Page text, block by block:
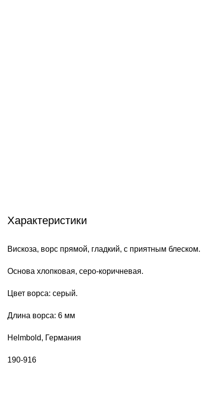
Характеристики
Вискоза, ворс прямой, гладкий, с приятным блеском.
Основа хлопковая, серо-коричневая.
Цвет ворса: серый.
Длина ворса: 6 мм
Helmbold, Германия
190-916